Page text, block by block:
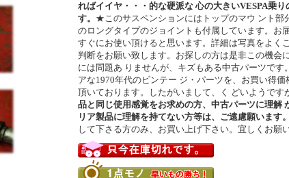
ればイイヤ・・・的な硬派な 心の大きいVESPA乗り
す。 ★このサスペンションにはトップのマウ ント部
のロングタイプのジョイントも付属しています。お
すぐにお使い頂けると思います。詳細は写真をよく
判断をお願い致します。お探しの方は是非この機会
には問題あ りませんが、キズもある中古パーツです
アな1970年代のビンテー ジ・パーツを、お買い得価
頂いております。したがいまして、く どいようです
品と同じ使用感覚をお求めの方、中古パーツに理解
リア製品に理解を持てない方等は、ご遠慮願います。
して下さる方のみ、お買い上げ下さい。宜しくお願